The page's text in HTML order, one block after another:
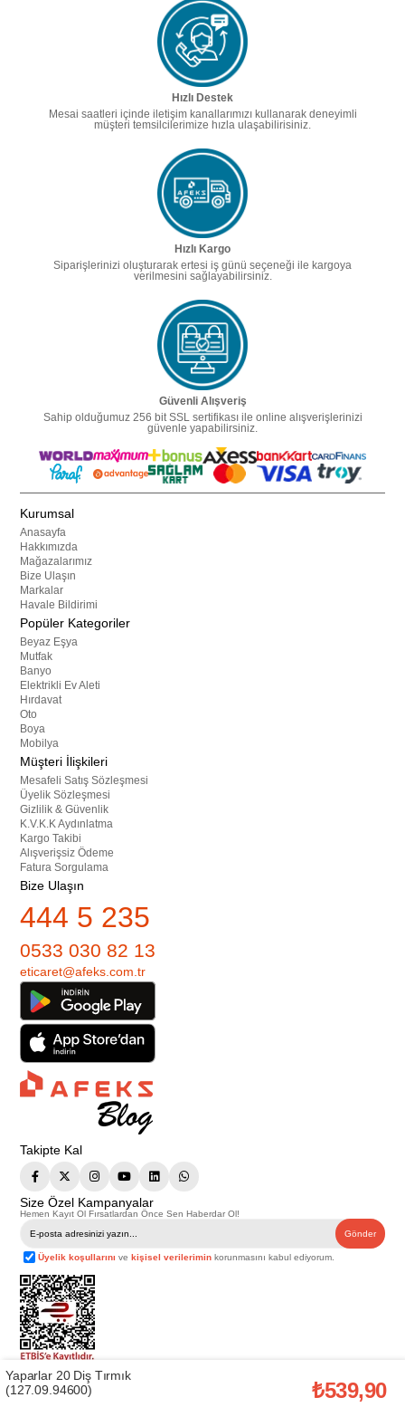
Hızlı Destek
Mesai saatleri içinde iletişim kanallarımızı kullanarak deneyimli
müşteri temsilcilerimize hızla ulaşabilirisiniz.
Hızlı Kargo
Siparişlerinizi oluşturarak ertesi iş günü seçeneği ile kargoya
verilmesini sağlayabilirsiniz.
Güvenli Alışveriş
Sahip olduğumuz 256 bit SSL sertifikası ile online alışverişlerinizi
güvenle yapabilirsiniz.
Kurumsal
Anasayfa
Hakkımızda
Mağazalarımız
Bize Ulaşın
Markalar
Havale Bildirimi
Popüler Kategoriler
Beyaz Eşya
Mutfak
Banyo
Elektrikli Ev Aleti
Hırdavat
Oto
Boya
Mobilya
Müşteri İlişkileri
Mesafeli Satış Sözleşmesi
Üyelik Sözleşmesi
Gizlilik & Güvenlik
K.V.K.K Aydınlatma
Kargo Takibi
Alışverişsiz Ödeme
Fatura Sorgulama
Bize Ulaşın
444 5 235
0533 030 82 13
eticaret@afeks.com.tr
Takipte Kal
Size Özel Kampanyalar
Hemen Kayıt Ol Fırsatlardan Önce Sen Haberdar Ol!
Gönder
Üyelik koşullarını vekişisel verilerimin korunmasını kabul ediyorum.
Telif Hakkı © 2026
. Tüm hakları saklıdır.
Bu web sitesindeki tüm ürünler ticari amaçlıdır. Web sitemizde yer alan
görsel ve yazılı içerikler firmamıza ait olup, firmamızın yazılı izni alınmadan
Yaparlar 20 Diş Tırmık
(127.09.94600)
₺539,90